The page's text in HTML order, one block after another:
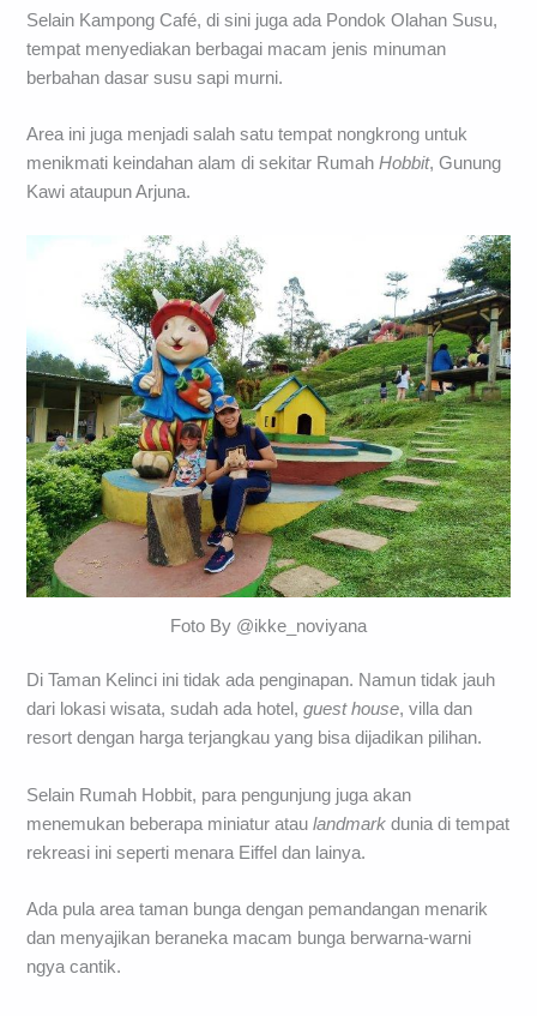
Selain Kampong Café, di sini juga ada Pondok Olahan Susu,
tempat menyediakan berbagai macam jenis minuman
berbahan dasar susu sapi murni.
Area ini juga menjadi salah satu tempat nongkrong untuk
menikmati keindahan alam di sekitar RumahHobbit, Gunung
Kawi ataupun Arjuna.
Foto By @ikke_noviyana
Di Taman Kelinci ini tidak ada penginapan. Namun tidak jauh
dari lokasi wisata, sudah ada hotel,guest house, villa dan
resort dengan harga terjangkau yang bisa dijadikan pilihan.
Selain Rumah Hobbit, para pengunjung juga akan
menemukan beberapa miniatur ataulandmark dunia di tempat
rekreasi ini seperti menara Eiffel dan lainya.
Ada pula area taman bunga dengan pemandangan menarik
dan menyajikan beraneka macam bunga berwarna-warni
ngya cantik.